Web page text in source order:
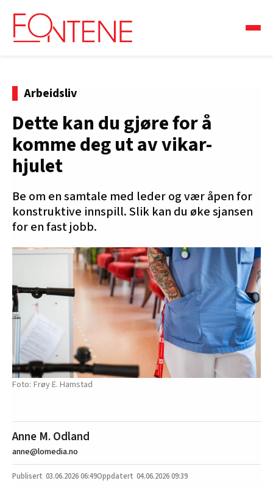
Arbeidsliv
Dette kan du gjøre for å
komme deg ut av vikar-
hjulet
Be om en samtale med leder og vær åpen for
konstruktive innspill. Slik kan du øke sjansen
for en fast jobb.
Frøy E. Hamstad
Anne M. Odland
anne@lomedia.no
03.06.202606:49 04.06.2026 09:39